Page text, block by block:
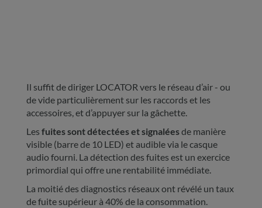
Il suffit de diriger LOCATOR vers le réseau d’air - ou
de vide particulièrement sur les raccords et les
accessoires, et d’appuyer sur la gâchette.
Les fuites sont détectées et signaléesde manière
visible (barre de 10 LED) et audible via le casque
audio fourni. La détection des fuites est un exercice
primordial qui offre une rentabilité immédiate.
La moitié des diagnostics réseaux ont révélé un taux
de fuite supérieur à 40% de la consommation.